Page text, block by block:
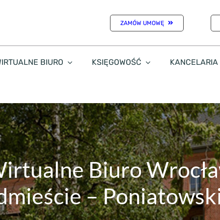
ZAMÓW UMOWĘ
BIURO KSIĘGOWOŚĆ KANCELARIA
Biuro
–